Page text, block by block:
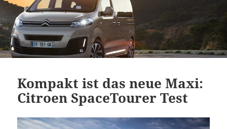
Kompakt ist das neue Maxi:
Citroen SpaceTourer Test